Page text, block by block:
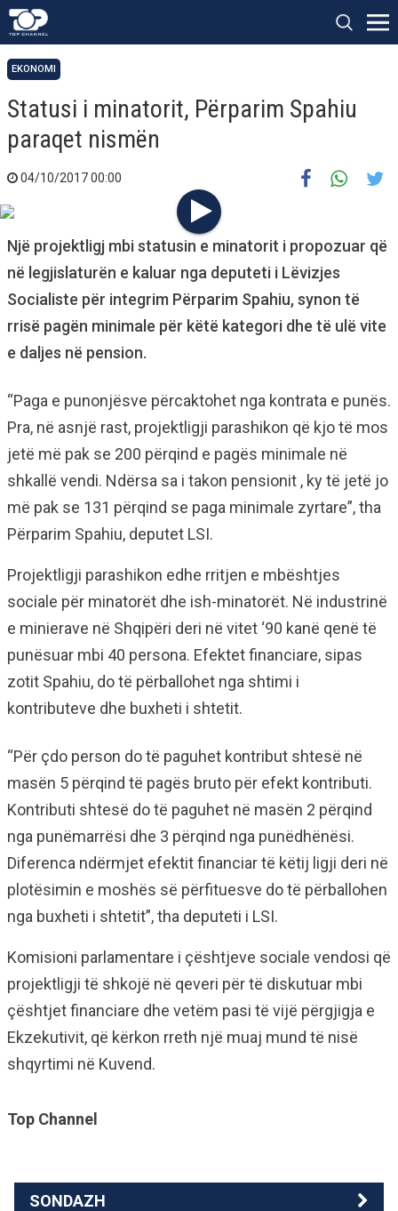
EKONOMI
Statusi i minatorit, Përparim Spahiu
paraqet nismën
04/10/2017 00:00
Një projektligj mbi statusin e minatorit i propozuar që
në legjislaturën e kaluar nga deputeti i Lëvizjes
Socialiste për integrim Përparim Spahiu, synon të
rrisë pagën minimale për këtë kategori dhe të ulë vite
e daljes në pension.
“Paga e punonjësve përcaktohet nga kontrata e punës.
Pra, në asnjë rast, projektligji parashikon që kjo të mos
jetë më pak se 200 përqind e pagës minimale në
shkallë vendi. Ndërsa sa i takon pensionit , ky të jetë jo
më pak se 131 përqind se paga minimale zyrtare”, tha
Përparim Spahiu, deputet LSI.
Projektligji parashikon edhe rritjen e mbështjes
sociale për minatorët dhe ish-minatorët. Në industrinë
e minierave në Shqipëri deri në vitet ‘90 kanë qenë të
punësuar mbi 40 persona. Efektet financiare, sipas
zotit Spahiu, do të përballohet nga shtimi i
kontributeve dhe buxheti i shtetit.
“Për çdo person do të paguhet kontribut shtesë në
masën 5 përqind të pagës bruto për efekt kontributi.
Kontributi shtesë do të paguhet në masën 2 përqind
nga punëmarrësi dhe 3 përqind nga punëdhënësi.
Diferenca ndërmjet efektit financiar të këtij ligji deri në
plotësimin e moshës së përfituesve do të përballohen
nga buxheti i shtetit”, tha deputeti i LSI.
Komisioni parlamentare i çështjeve sociale vendosi që
projektligji të shkojë në qeveri për të diskutuar mbi
çështjet financiare dhe vetëm pasi të vijë përgjigja e
Ekzekutivit, që kërkon rreth një muaj mund të nisë
shqyrtimi në Kuvend.
Top Channel
SONDAZH